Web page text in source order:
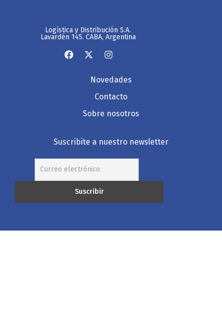
Logística y Distribución S.A.
Lavardén 145. CABA, Argentina
Novedades
Contacto
Sobre nosotros
Suscribite a nuestro newsletter